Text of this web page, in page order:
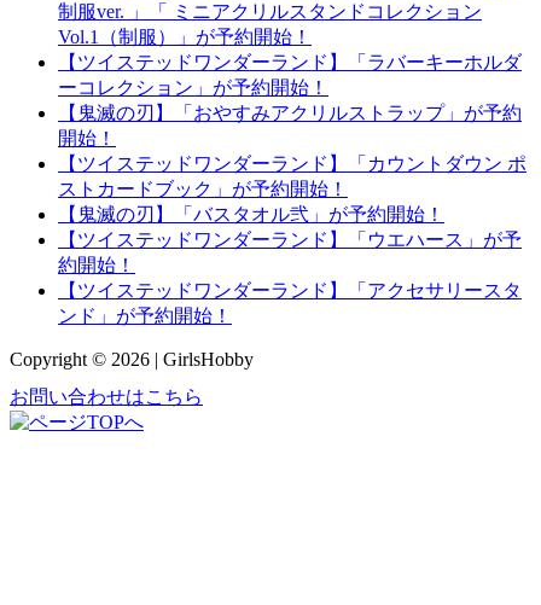
制服ver. 」「 ミニアクリルスタンドコレクション
Vol.1（制服）」が予約開始！
【ツイステッドワンダーランド】「ラバーキーホルダ
ーコレクション」が予約開始！
【鬼滅の刃】「おやすみアクリルストラップ」が予約
開始！
【ツイステッドワンダーランド】「カウントダウン ポ
ストカードブック」が予約開始！
【鬼滅の刃】「バスタオル弐」が予約開始！
【ツイステッドワンダーランド】「ウエハース」が予
約開始！
【ツイステッドワンダーランド】「アクセサリースタ
ンド」が予約開始！
Copyright © 2026 | GirlsHobby
お問い合わせはこちら